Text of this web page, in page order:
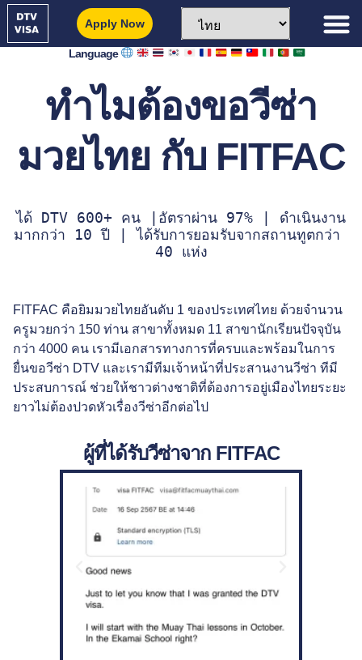
Apply Now
Language
ทำไมต้องขอวีซ่า
มวยไทย กับ FITFAC
ได้ DTV 600+ คน |อัตราผ่าน 97% | ดำเนินงาน
มากกว่า 10 ปี | ได้รับการยอมรับจากสถานทูตกว่า
40 แห่ง
FITFAC คือยิมมวยไทยอันดับ 1 ของประเทศไทย ด้วยจำนวน
ครูมวยกว่า 150 ท่าน สาขาทั้งหมด 11 สาขานักเรียนปัจจุบัน
กว่า 4000 คน เรามีเอกสารทางการที่ครบและพร้อมในการ
ยื่นขอวีซ่า DTV และเรามีทีมเจ้าหน้าที่ประสานงานวีซ่า ทีมี
ประสบการณ์ ช่วยให้ชาวต่างชาติที่ต้องการอยู่เมืองไทยระยะ
ยาวไม่ต้องปวดหัวเรื่องวีซ่าอีกต่อไป
ผู้ที่ได้รับวีซ่าจาก FITFAC